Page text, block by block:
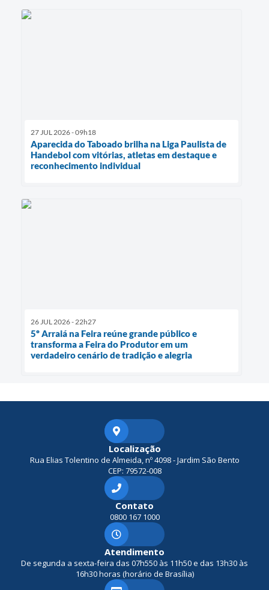
27 JUL 2026 - 09h18
Aparecida do Taboado brilha na Liga Paulista de
Handebol com vitórias, atletas em destaque e
reconhecimento individual
26 JUL 2026 - 22h27
5º Arraiá na Feira reúne grande público e
transforma a Feira do Produtor em um
verdadeiro cenário de tradição e alegria
Localização
Rua Elias Tolentino de Almeida, nº 4098 - Jardim São Bento
CEP: 79572-008
Contato
0800 167 1000
Atendimento
De segunda a sexta-feira das 07h550 às 11h50 e das 13h30 às
16h30 horas (horário de Brasília)